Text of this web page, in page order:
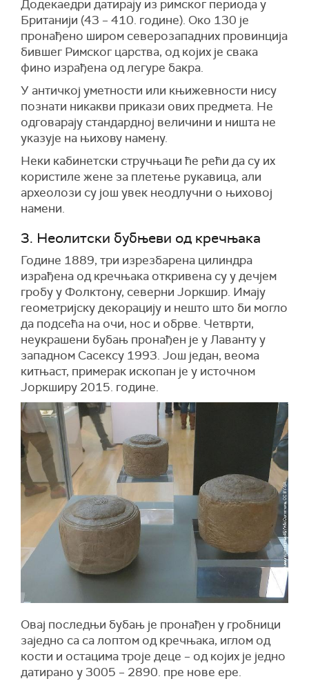
Додекаедри датирају из римског периода у
Британији (43 – 410. године). Око 130 је
пронађено широм северозападних провинција
бившег Римског царства, од којих је свака
фино израђена од легуре бакра.
У античкој уметности или књижевности нису
познати никакви прикази ових предмета. Не
одговарају стандардној величини и ништа не
указује на њихову намену.
Неки кабинетски стручњаци ће рећи да су их
користиле жене за плетење рукавица, али
археолози су још увек неодлучни о њиховој
намени.
3. Неолитски бубњеви од кречњака
Године 1889, три изрезбарена цилиндра
израђена од кречњака откривена су у дечјем
гробу у Фолктону, северни Јоркшир. Имају
геометријску декорацију и нешто што би могло
да подсећа на очи, нос и обрве. Четврти,
неукрашени бубањ пронађен је у Лаванту у
западном Сасексу 1993. Још један, веома
китњаст, примерак ископан је у источном
Јоркширу 2015. године.
Овај последњи бубањ је пронађен у гробници
заједно са са лоптом од кречњака, иглом од
кости и остацима троје деце – од којих је једно
датирано у 3005 – 2890. пре нове ере.